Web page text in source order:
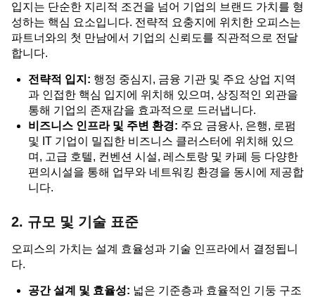
입지는 단순한 지리적 조건을 넘어 기업의 브랜드 가치를 형
성하는 핵심 요소입니다. 전략적 요충지에 위치한 오피스는
파트너와의 첫 만남에서 기업의 신뢰도를 직관적으로 전달
합니다.
전략적 입지: 행정 중심지, 금융 기관 및 주요 상업 지역
과 인접한 핵심 입지에 위치해 있으며, 상징적인 외관을
통해 기업의 존재감을 효과적으로 드러냅니다.
비즈니스 인프라 및 주변 환경: 주요 금융사, 은행, 로펌
및 IT 기업이 밀집한 비즈니스 클러스터에 위치해 있으
며, 고급 호텔, 컨벤션 시설, 레스토랑 및 카페 등 다양한
편의시설을 통해 업무와 네트워킹 환경을 동시에 제공합
니다.
2. 규모 및 기술 표준
오피스의 가치는 설계 효율성과 기술 인프라에서 결정됩니
다.
공간 설계 및 효율성: 넓은 기준층과 효율적인 기둥 구조